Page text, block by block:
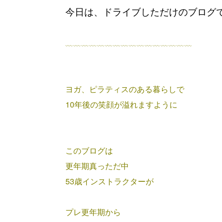
今日は、ドライブしただけのブログ
﹏﹏﹏﹏﹏﹏﹏﹏﹏﹏﹏﹏﹏﹏﹏﹏
ヨガ、ピラティスのある暮らしで
10年後の笑顔が溢れますように
このブログは
更年期真っただ中
53歳インストラクターが
プレ更年期から